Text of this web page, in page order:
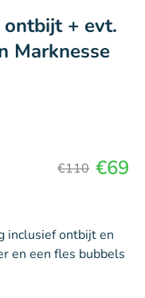
+ evt.
Marknesse
€110 €69
inclusief ontbijt en
en een fles bubbels